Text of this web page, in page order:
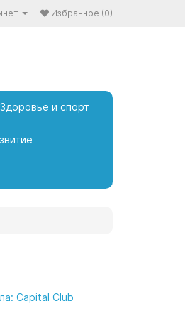
Избранное (0)
Здоровье и спорт
Capital Club